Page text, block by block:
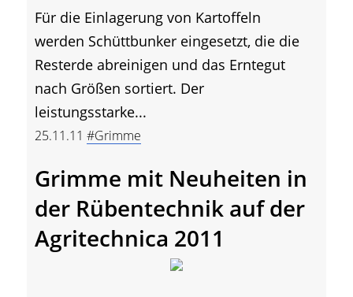
Für die Einlagerung von Kartoffeln
werden Schüttbunker eingesetzt, die die
Resterde abreinigen und das Erntegut
nach Größen sortiert. Der
leistungsstarke...
25.11.11 #Grimme
Grimme mit Neuheiten in
der Rübentechnik auf der
Agritechnica 2011